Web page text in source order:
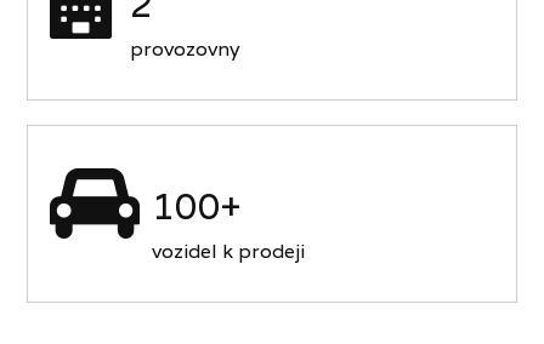
provozovny
100+
vozidel k prodeji